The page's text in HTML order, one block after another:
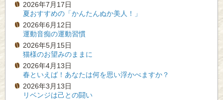
2026年7月17日
夏おすすめの「かんたんぬか美人！」
2026年6月12日
運動音痴の運動習慣
2026年5月15日
猫様のお望みのままに
2026年4月13日
春といえば！あなたは何を思い浮かべますか？
2026年3月13日
リベンジは己との闘い